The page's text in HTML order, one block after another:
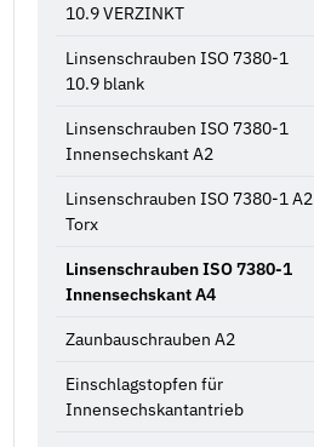
10.9 VERZINKT
Linsenschrauben ISO 7380-1
10.9 blank
Linsenschrauben ISO 7380-1
Innensechskant A2
Linsenschrauben ISO 7380-1 A2
Torx
Linsenschrauben ISO 7380-1
Innensechskant A4
Zaunbauschrauben A2
Einschlagstopfen für
Innensechskantantrieb